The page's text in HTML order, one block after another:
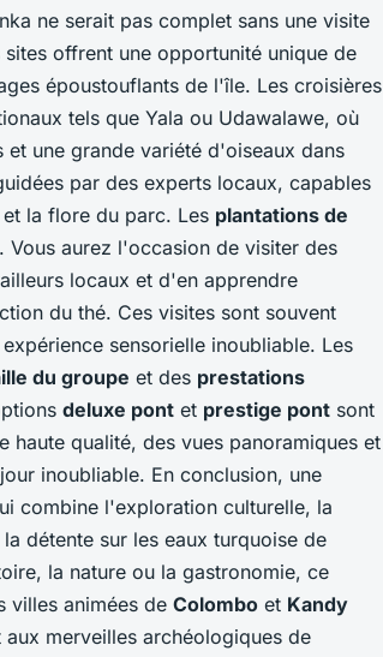
ne serait pas complet sans une visite
offrent une opportunité unique de
époustouflants de l'île. Les croisières
tels que Yala ou Udawalawe, où
une grande variété d'oiseaux dans
par des experts locaux, capables
la flore du parc. Les plantations de
aurez l'occasion de visiter des
locaux et d'en apprendre
du thé. Ces visites sont souvent
sensorielle inoubliable. Les
du groupe et des prestations
deluxe pont et prestige pont sont
haute qualité, des vues panoramiques et
inoubliable. En conclusion, une
combine l'exploration culturelle, la
détente sur les eaux turquoise de
la nature ou la gastronomie, ce
villes animées de Colombo et Kandy
aux merveilles archéologiques de